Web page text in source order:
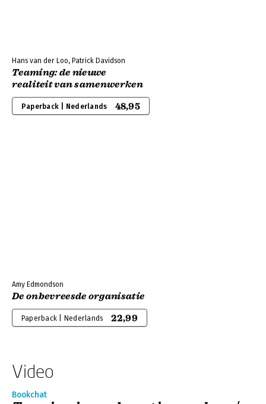
Hans van der Loo, Patrick Davidson
Teaming: de nieuwe
realiteit van samenwerken
Paperback | Nederlands 48,95
Amy Edmondson
De onbevreesde organisatie
Paperback | Nederlands 22,99
Video
Bookchat